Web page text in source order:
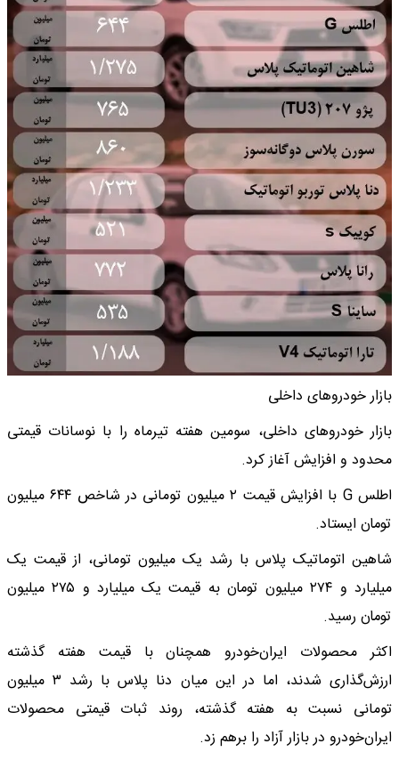
بازار خودروهای داخلی
بازار خودروهای داخلی، سومین هفته تیرماه را با نوسانات قیمتی
محدود و افزایش آغاز کرد.
اطلس G با افزایش قیمت ۲ میلیون تومانی در شاخص ۶۴۴ میلیون
تومان ایستاد.
شاهین اتوماتیک پلاس با رشد یک میلیون تومانی، از قیمت یک
میلیارد و ۲۷۴ میلیون تومان به قیمت یک میلیارد و ۲۷۵ میلیون
تومان رسید.
اکثر محصولات ایران‌خودرو همچنان با قیمت هفته گذشته
ارزش‌گذاری شدند، اما در این میان دنا پلاس با رشد ۳ میلیون
تومانی نسبت به هفته گذشته، روند ثبات قیمتی محصولات
ایران‌خودرو در بازار آزاد را برهم زد.